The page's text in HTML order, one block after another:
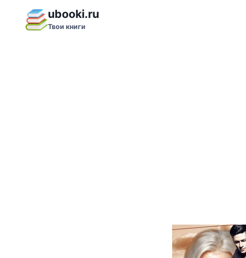
содержимому
ubooki.ru
Твои книги